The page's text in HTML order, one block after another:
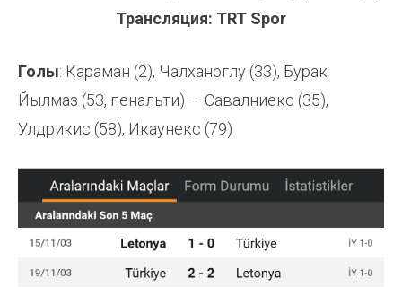
Трансляция: TRT Spor
Голы: Караман (2), Чалханоглу (33), Бурак
Йылмаз (53, пенальти) — Савалниекс (35),
Улдрикис (58), Икаунекс (79)